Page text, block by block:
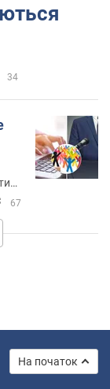
34
67
На початок